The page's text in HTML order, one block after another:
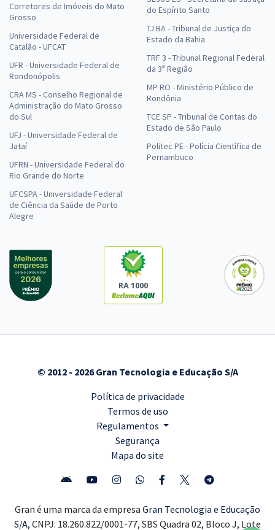
Corretores de Imóveis do Mato
Grosso
Universidade Federal de
Catalão - UFCAT
UFR - Universidade Federal de
Rondonópolis
CRA MS - Conselho Regional de
Administração do Mato Grosso
do Sul
UFJ - Universidade Federal de
Jataí
UFRN - Universidade Federal do
Rio Grande do Norte
UFCSPA - Universidade Federal
de Ciência da Saúde de Porto
Alegre
do Espírito Santo
TJ BA - Tribunal de Justiça do
Estado da Bahia
TRF 3 - Tribunal Regional Federal
da 3ª Região
MP RO - Ministério Público de
Rondônia
TCE SP - Tribunal de Contas do
Estado de São Paulo
Politec PE - Polícia Científica de
Pernambuco
RA 1000
© 2012 - 2026 Gran Tecnologia e Educação S/A
Política de privacidade
Termos de uso
Regulamentos
Segurança
Mapa do site
Gran é uma marca da empresa Gran Tecnologia e Educação
S/A, CNPJ: 18.260.822/0001-77, SBS Quadra 02, Bloco J, Lote